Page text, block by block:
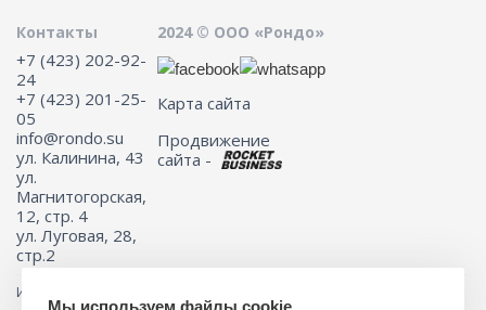
Контакты
+7 (423) 202-92-
24
+7 (423) 201-25-
05
info@rondo.su
ул. Калинина, 43
ул.
Магнитогорская,
12, стр. 4
ул. Луговая, 28,
стр.2
2024 © ООО «Рондо»
Карта сайта
Продвижение
сайта -
Информация на сайте не является публичной офертой.
Мы используем файлы cookie